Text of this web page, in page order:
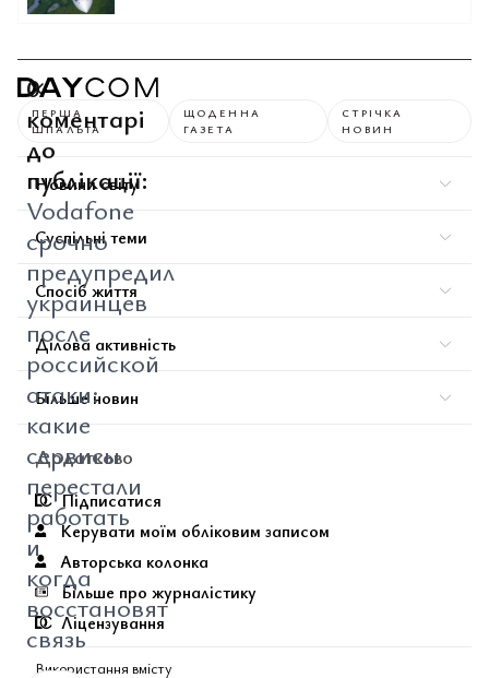
0
коментарі
до
публікації:
Vodafone
срочно
предупредил
украинцев
после
российской
атаки:
какие
сервисы
перестали
работать
и
когда
восстановят
связь
ПЕРША
ШПАЛЬТА
ЩОДЕННА
ГАЗЕТА
СТРІЧКА
НОВИН
Новини світу
Суспільні теми
Спосіб життя
Ділова активність
Більше новин
Додатково
Підписатися
Керувати моїм обліковим записом
Авторська колонка
Більше про журналістику
Ліцензування
Використання вмісту